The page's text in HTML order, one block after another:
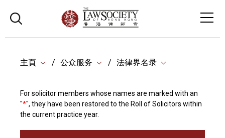
主頁 公众服务 法律界名录
For solicitor members whose names are marked with an
"*", they have been restored to the Roll of Solicitors within
the current practice year.